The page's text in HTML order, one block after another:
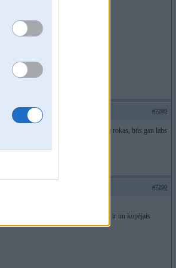
#7289
biezo ripu, ja nav šmirģelis pie rokas, būs gan labs
#7290
stiebram kā nokaltis končiks tad ir un kopējais